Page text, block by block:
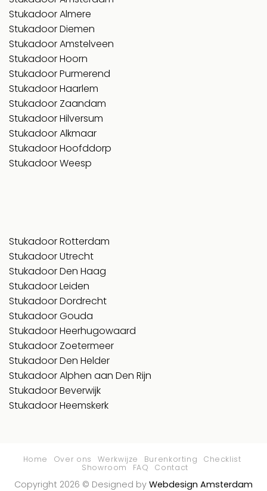
Stukadoor Almere
Stukadoor Diemen
Stukadoor Amstelveen
Stukadoor Hoorn
Stukadoor Purmerend
Stukadoor Haarlem
Stukadoor Zaandam
Stukadoor Hilversum
Stukadoor Alkmaar
Stukadoor Hoofddorp
Stukadoor Weesp
Stukadoor Rotterdam
Stukadoor Utrecht
Stukadoor Den Haag
Stukadoor Leiden
Stukadoor Dordrecht
Stukadoor Gouda
Stukadoor Heerhugowaard
Stukadoor Zoetermeer
Stukadoor Den Helder
Stukadoor Alphen aan Den Rijn
Stukadoor Beverwijk
Stukadoor Heemskerk
Home Over ons Werkwijze Burenkorting
Checklist
Showroom
FAQ Contact
Copyright 2026 © Designed by Webdesign Amsterdam